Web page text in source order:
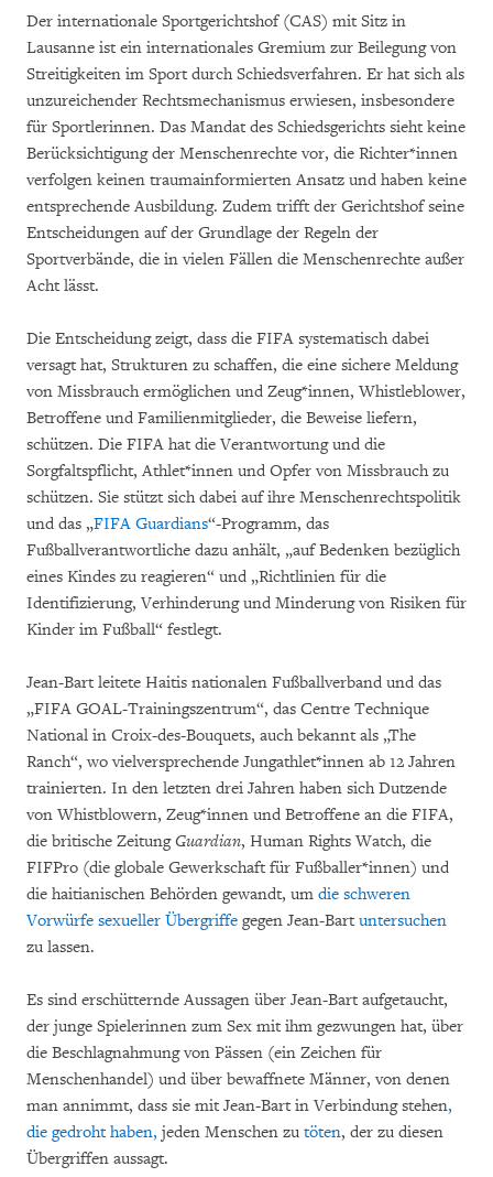
Der internationale Sportgerichtshof (CAS) mit Sitz in
Lausanne ist ein internationales Gremium zur Beilegung von
Streitigkeiten im Sport durch Schiedsverfahren. Er hat sich als
unzureichender Rechtsmechanismus erwiesen, insbesondere
für Sportlerinnen. Das Mandat des Schiedsgerichts sieht keine
Berücksichtigung der Menschenrechte vor, die Richter*innen
verfolgen keinen traumainformierten Ansatz und haben keine
entsprechende Ausbildung. Zudem trifft der Gerichtshof seine
Entscheidungen auf der Grundlage der Regeln der
Sportverbände, die in vielen Fällen die Menschenrechte außer
Acht lässt.
Die Entscheidung zeigt, dass die FIFA systematisch dabei
versagt hat, Strukturen zu schaffen, die eine sichere Meldung
von Missbrauch ermöglichen und Zeug*innen, Whistleblower,
Betroffene und Familienmitglieder, die Beweise liefern,
schützen. Die FIFA hat die Verantwortung und die
Sorgfaltspflicht, Athlet*innen und Opfer von Missbrauch zu
schützen. Sie stützt sich dabei auf ihre Menschenrechtspolitik
und das „FIFA Guardians“-Programm, das
Fußballverantwortliche dazu anhält, „auf Bedenken bezüglich
eines Kindes zu reagieren“ und „Richtlinien für die
Identifizierung, Verhinderung und Minderung von Risiken für
Kinder im Fußball“ festlegt.
Jean-Bart leitete Haitis nationalen Fußballverband und das
„FIFA GOAL-Trainingszentrum“, das Centre Technique
National in Croix-des-Bouquets, auch bekannt als „The
Ranch“, wo vielversprechende Jungathlet*innen ab 12 Jahren
trainierten. In den letzten drei Jahren haben sich Dutzende
von Whistblowern, Zeug*innen und Betroffene an die FIFA,
die britische ZeitungGuardian, Human Rights Watch, die
FIFPro (die globale Gewerkschaft für Fußballer*innen) und
die haitianischen Behörden gewandt, um die schweren
Vorwürfe sexueller Übergriffe gegen Jean-Bart untersuchen
zu lassen.
Es sind erschütternde Aussagen über Jean-Bart aufgetaucht,
der junge Spielerinnen zum Sex mit ihm gezwungen hat, über
die Beschlagnahmung von Pässen (ein Zeichen für
Menschenhandel) und über bewaffnete Männer, von denen
man annimmt, dass sie mit Jean-Bart in Verbindung stehen,
die gedroht haben, jeden Menschen zu töten, der zu diesen
Übergriffen aussagt.